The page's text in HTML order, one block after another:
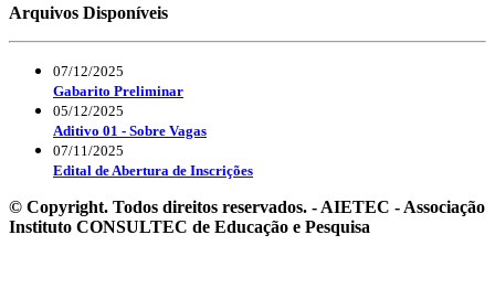
Arquivos Disponíveis
07/12/2025
Gabarito Preliminar
05/12/2025
Aditivo 01 - Sobre Vagas
07/11/2025
Edital de Abertura de Inscrições
© Copyright. Todos direitos reservados. - AIETEC - Associação
Instituto CONSULTEC de Educação e Pesquisa